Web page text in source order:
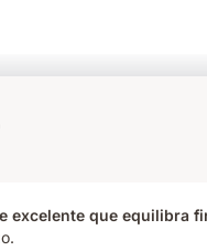
excelente que equilibra